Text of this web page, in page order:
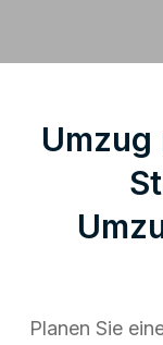
Umzug
Planen Sie